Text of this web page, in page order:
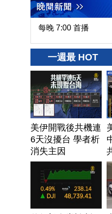
每晚 7:00 首播
一週最 HOT
美伊開戰後共機連
6天沒擾台 學者析
消失主因